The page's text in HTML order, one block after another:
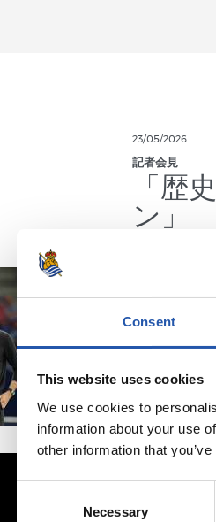
Consent
This website uses cookies
We use cookies to
information about your use
other information that
Necessary
23/05/2026
記者会見
「歴
ン」